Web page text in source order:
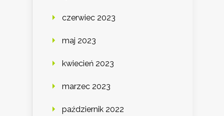
czerwiec 2023
maj 2023
kwiecień 2023
marzec 2023
październik 2022